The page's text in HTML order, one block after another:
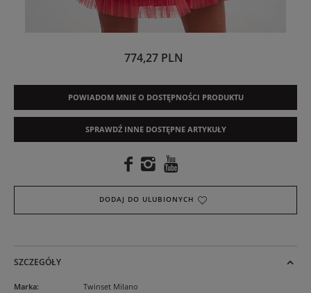
774,27 PLN
POWIADOM MNIE O DOSTĘPNOŚCI PRODUKTU
SPRAWDŹ INNE DOSTĘPNE ARTYKUŁY
DODAJ DO ULUBIONYCH
SZCZEGÓŁY
Marka:
Twinset Milano